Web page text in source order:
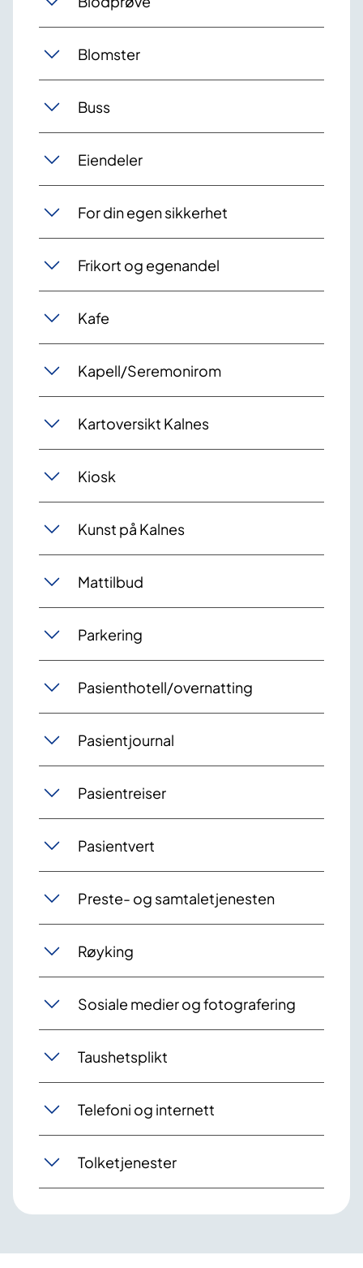
Blomster
Buss
Eiendeler
For din egen sikkerhet
Frikort og egenandel
Kafe
Kapell/Seremonirom
Kartoversikt Kalnes
Kiosk
Kunst på Kalnes
Mattilbud
Parkering
Pasienthotell/overnatting
Pasientjournal
Pasientreiser
Pasientvert
Preste- og samtaletjenesten
Røyking
Sosiale medier og fotografering
Taushetsplikt
Telefoni og internett
Tolketjenester